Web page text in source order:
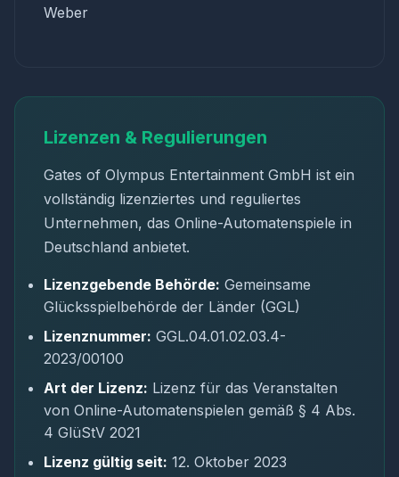
Weber
Lizenzen & Regulierungen
Gates of Olympus Entertainment GmbH ist ein
vollständig lizenziertes und reguliertes
Unternehmen, das Online-Automatenspiele in
Deutschland anbietet.
Lizenzgebende Behörde: Gemeinsame
Glücksspielbehörde der Länder (GGL)
Lizenznummer: GGL.04.01.02.03.4-
2023/00100
Art der Lizenz: Lizenz für das Veranstalten
von Online-Automatenspielen gemäß § 4 Abs.
4 GlüStV 2021
Lizenz gültig seit: 12. Oktober 2023